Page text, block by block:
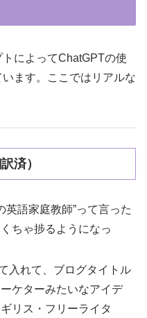
によってChatGPTの使
ます。ここではリアルな
済）
英語家庭教師”って言った
ちゃ捗るようになっ
入れて、ブログタイトル
ケターみたいなアイデ
リス・フリーライタ